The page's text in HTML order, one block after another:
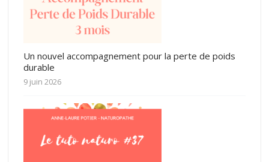
Un nouvel accompagnement pour la perte de poids
durable
9 juin 2026